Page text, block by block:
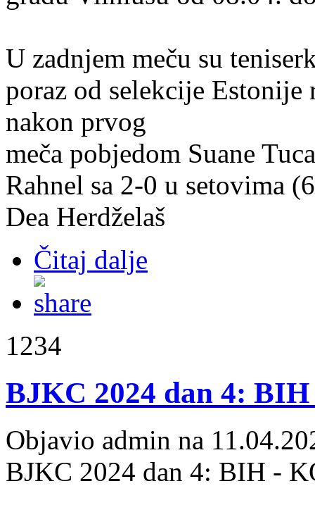
U zadnjem meču su
poraz od selekcije
nakon prvog
meča pobjedom Suane
Rahnel sa 2-0 u setovima
Dea Herdželaš
Čitaj dalje
1234
BJKC 2024 dan 4:
Objavio admin na
BJKC 2024 dan 4: BIH -